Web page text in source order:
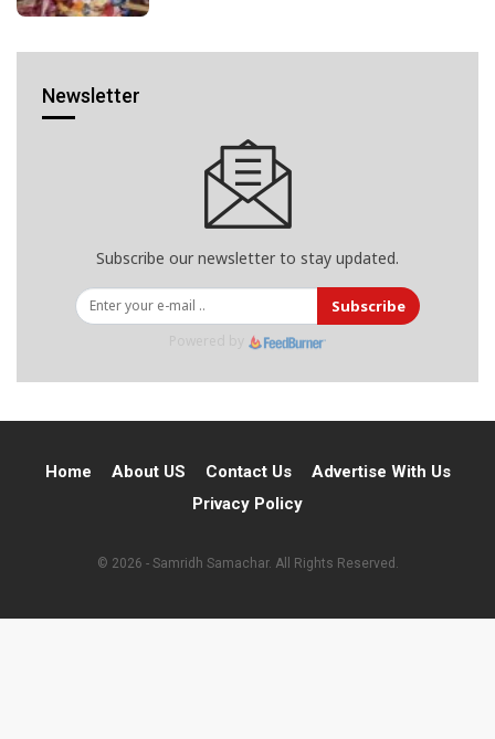
Newsletter
Subscribe our newsletter to stay updated.
Subscribe
Home About US Contact Us
Advertise With Us
Privacy Policy
© 2026 - Samridh Samachar. All Rights Reserved.